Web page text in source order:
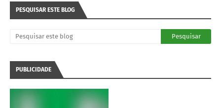
PESQUISAR ESTE BLOG
PUBLICIDADE